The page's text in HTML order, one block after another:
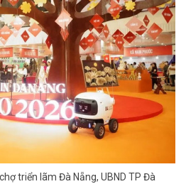
triển lãm Đà Nẵng, UBND TP Đà